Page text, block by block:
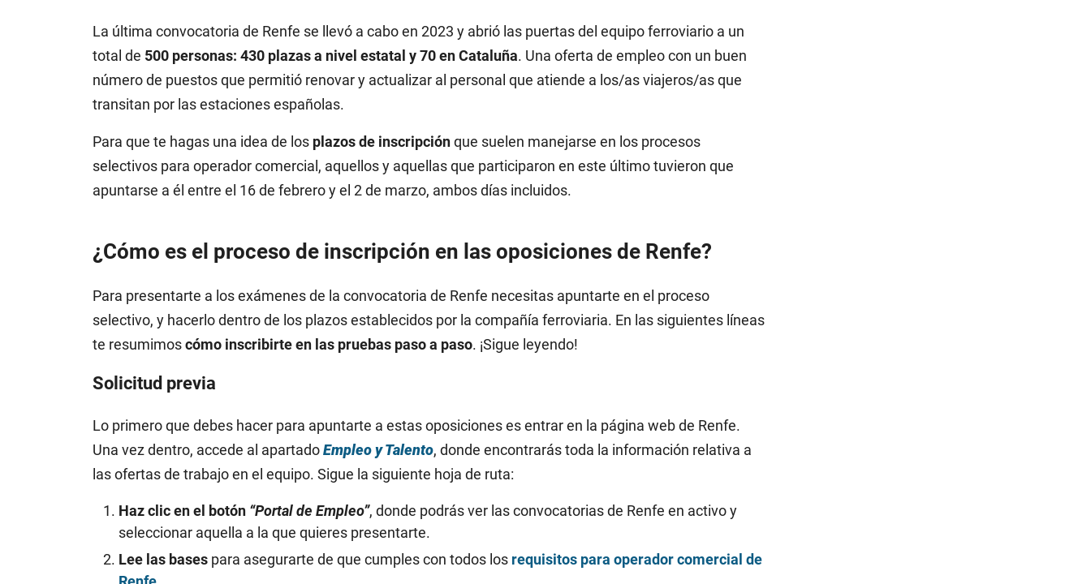
La última convocatoria de Renfe se llevó a cabo en 2023 y abrió las puertas del equipo ferroviario a un
total de 500 personas: 430 plazas a nivel estatal y 70 en Cataluña. Una oferta de empleo con un buen
número de puestos que permitió renovar y actualizar al personal que atiende a los/as viajeros/as que
transitan por las estaciones españolas.
Para que te hagas una idea de los plazos de inscripciónque suelen manejarse en los procesos
selectivos para operador comercial, aquellos y aquellas que participaron en este último tuvieron que
apuntarse a él entre el 16 de febrero y el 2 de marzo, ambos días incluidos.
¿Cómo es el proceso de inscripción en las oposiciones de Renfe?
Para presentarte a los exámenes de la convocatoria de Renfe necesitas apuntarte en el proceso
selectivo, y hacerlo dentro de los plazos establecidos por la compañía ferroviaria. En las siguientes líneas
te resumimoscómo inscribirte en las pruebas paso a paso. ¡Sigue leyendo!
Solicitud previa
Lo primero que debes hacer para apuntarte a estas oposiciones es entrar en la página web de Renfe.
Una vez dentro, accede al apartadoEmpleo y Talento, donde encontrarás toda la información relativa a
las ofertas de trabajo en el equipo. Sigue la siguiente hoja de ruta:
Haz clic en el botón “Portal de Empleo”, donde podrás ver las convocatorias de Renfe en activo y
seleccionar aquella a la que quieres presentarte.
Lee las bases para asegurarte de que cumples con todos los requisitos para operador comercial de